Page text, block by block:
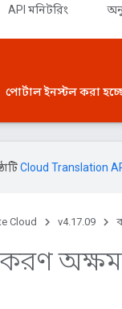
API মনিটরিং
পোর্টাল ইনস্টল করা
Cloud Translation
Cloud v4.17.09